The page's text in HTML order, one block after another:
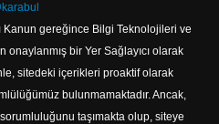
Kanun gereğince Bilgi Teknolojileri ve
onaylanmış bir Yer Sağlayıcı olarak
sitedeki içerikleri proaktif olarak
bulunmamaktadır. Ancak,
taşımakta olup, siteye